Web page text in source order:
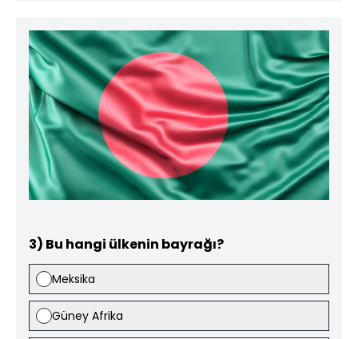
3) Bu hangi ülkenin bayrağı?
Meksika
Güney Afrika